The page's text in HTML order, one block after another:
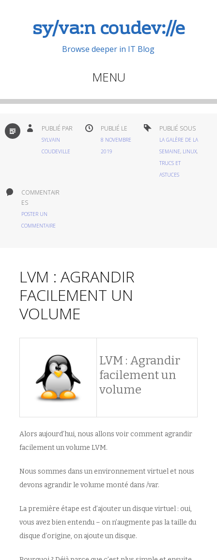
sy/va:n coudev://e
Browse deeper in IT Blog
MENU
Aller
contenu
principal
PAR
DÉFAUT
PUBLIÉ PAR
SYLVAIN
COUDEVILLE
PUBLIÉ LE
8 NOVEMBRE
2019
PUBLIÉ SOUS
LA GALÈRE DE LA
SEMAINE, LINUX,
TRUCS ET
ASTUCES
COMMENTAIR
ES
POSTER UN
COMMENTAIRE
LVM : AGRANDIR
FACILEMENT UN
VOLUME
LVM : Agrandir
facilement un
volume
Alors aujourd’hui, nous allons voir comment agrandir
facilement un volume LVM.
Nous sommes dans un environnement virtuel et nous
devons agrandir le volume monté dans /var.
La première étape est d’ajouter un disque virtuel : oui,
vous avez bien entendu – on n’augmente pas la taille du
disque d’origine, on ajoute un disque.